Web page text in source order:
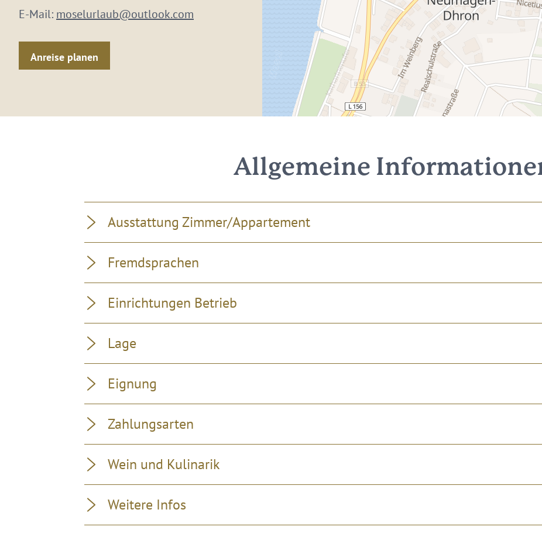
E-Mail: moselurlaub@outlook.com
Anreise planen
Allgemeine
Ausstattung Zimmer/Appartement
Fremdsprachen
Einrichtungen Betrieb
Lage
Eignung
Zahlungsarten
Wein und Kulinarik
Weitere Infos